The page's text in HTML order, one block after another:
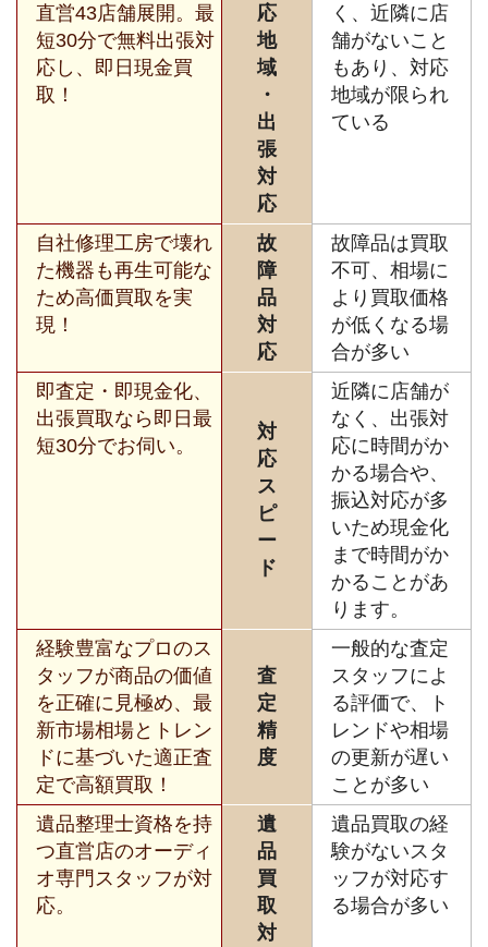
直営43店舗展開。最
短30分で無料出張対
応し、即日現金買
取！
応
地
域
・
出
張
対
応
く、近隣に店
舗がないこと
もあり、対応
地域が限られ
ている
自社修理工房で壊れ
た機器も再生可能な
ため高価買取を実
現！
故
障
品
対
応
故障品は買取
不可、相場に
より買取価格
が低くなる場
合が多い
即査定・即現金化、
出張買取なら即日最
短30分でお伺い。
対
応
ス
ピ
ー
ド
近隣に店舗が
なく、出張対
応に時間がか
かる場合や、
振込対応が多
いため現金化
まで時間がか
かることがあ
ります。
経験豊富なプロのス
タッフが商品の価値
を正確に見極め、最
新市場相場とトレン
ドに基づいた適正査
定で高額買取！
査
定
精
度
一般的な査定
スタッフによ
る評価で、ト
レンドや相場
の更新が遅い
ことが多い
遺品整理士資格を持
つ直営店のオーディ
オ専門スタッフが対
応。
遺
品
買
取
対
遺品買取の経
験がないスタ
ッフが対応す
る場合が多い